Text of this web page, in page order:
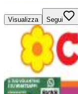
Visualizza Segui